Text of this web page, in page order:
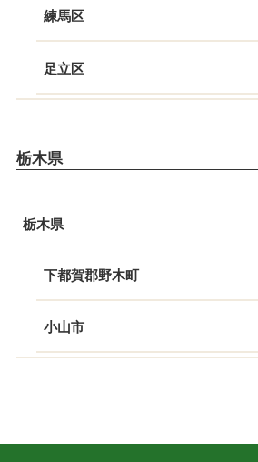
練馬区
足立区
栃木県
栃木県
下都賀郡野木町
小山市